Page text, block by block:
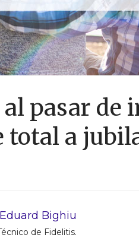
al pasar de
total a
Bighiu
de Fidelitis.